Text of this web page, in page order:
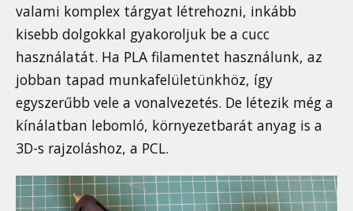
valami komplex tárgyat létrehozni, inkább
kisebb dolgokkal gyakoroljuk be a cucc
használatát. Ha PLA filamentet használunk, az
jobban tapad munkafelületünkhöz, így
egyszerűbb vele a vonalvezetés. De létezik még a
kínálatban lebomló, környezetbarát anyag is a
3D-s rajzoláshoz, a PCL.